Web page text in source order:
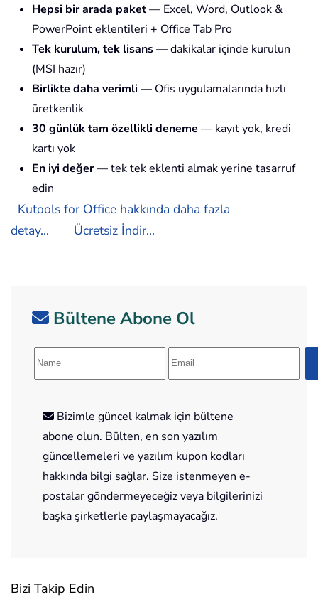
Hepsi bir arada paket— Excel, Word, Outlook &
PowerPoint eklentileri + Office Tab Pro
Tek kurulum, tek lisans— dakikalar içinde kurulun
(MSI hazır)
Birlikte daha verimli — Ofis uygulamalarında hızlı
üretkenlik
30 günlük tam özellikli deneme — kayıt yok, kredi
kartı yok
En iyi değer— tek tek eklenti almak yerine tasarruf
edin
Kutools for Office hakkında daha fazla
detay...
Ücretsiz İndir...
Bültene Abone Ol
Bizimle güncel kalmak için bültene
abone olun. Bülten, en son yazılım
güncellemeleri ve yazılım kupon kodları
hakkında bilgi sağlar. Size istenmeyen e-
postalar göndermeyeceğiz veya bilgilerinizi
başka şirketlerle paylaşmayacağız.
Bizi Takip Edin